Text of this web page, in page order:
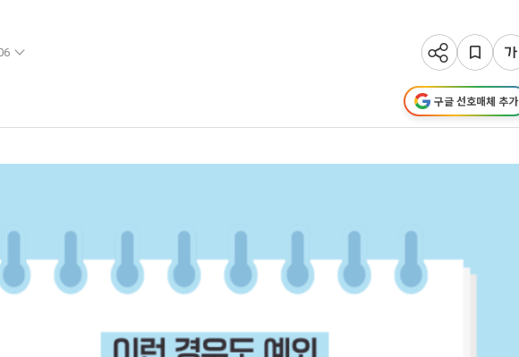
구글 선호매체 추가